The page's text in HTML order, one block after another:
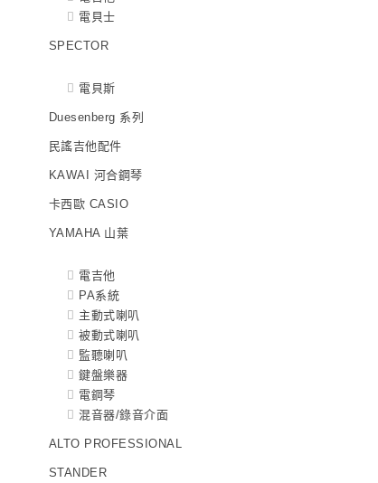
電貝士
SPECTOR
電貝斯
Duesenberg 系列
民謠吉他配件
KAWAI 河合鋼琴
卡西歐 CASIO
YAMAHA 山葉
電吉他
PA系統
主動式喇叭
被動式喇叭
監聽喇叭
鍵盤樂器
電鋼琴
混音器/錄音介面
ALTO PROFESSIONAL
STANDER